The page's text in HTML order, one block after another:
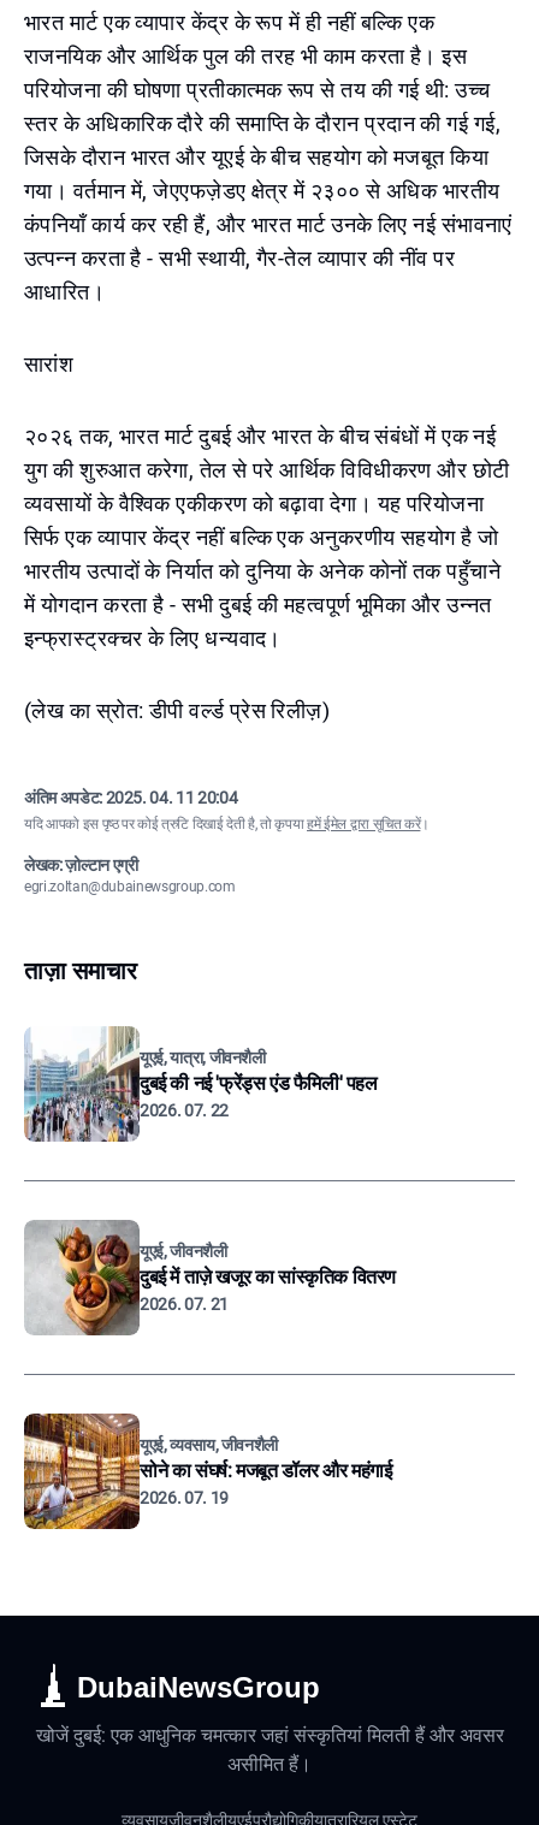
भारत मार्ट एक व्यापार केंद्र के रूप में ही नहीं बल्कि एक
राजनयिक और आर्थिक पुल की तरह भी काम करता है। इस
परियोजना की घोषणा प्रतीकात्मक रूप से तय की गई थी: उच्च
स्तर के अधिकारिक दौरे की समाप्ति के दौरान प्रदान की गई गई,
जिसके दौरान भारत और यूएई के बीच सहयोग को मजबूत किया
गया। वर्तमान में, जेएएफज़ेडए क्षेत्र में २३०० से अधिक भारतीय
कंपनियाँ कार्य कर रही हैं, और भारत मार्ट उनके लिए नई संभावनाएं
उत्पन्न करता है - सभी स्थायी, गैर-तेल व्यापार की नींव पर
आधारित।
सारांश
२०२६ तक, भारत मार्ट दुबई और भारत के बीच संबंधों में एक नई
युग की शुरुआत करेगा, तेल से परे आर्थिक विविधीकरण और छोटी
व्यवसायों के वैश्विक एकीकरण को बढ़ावा देगा। यह परियोजना
सिर्फ एक व्यापार केंद्र नहीं बल्कि एक अनुकरणीय सहयोग है जो
भारतीय उत्पादों के निर्यात को दुनिया के अनेक कोनों तक पहुँचाने
में योगदान करता है - सभी दुबई की महत्वपूर्ण भूमिका और उन्नत
इन्फ्रास्ट्रक्चर के लिए धन्यवाद।
(लेख का स्रोत: डीपी वर्ल्ड प्रेस रिलीज़)
अंतिम अपडेट:2025. 04. 11 20:04
यदि आपको इस पृष्ठ पर कोई त्रुटि दिखाई देती है, तो कृपयाहमें ईमेल द्वारा सूचित करें।
लेखक: ज़ोल्टान एग्री
egri.zoltan@dubainewsgroup.com
ताज़ा समाचार
यूएई, यात्रा, जीवनशैली
दुबई की नई 'फ्रेंड्स एंड फैमिली' पहल
2026. 07. 22
यूएई, जीवनशैली
दुबई में ताज़े खजूर का सांस्कृतिक वितरण
2026. 07. 21
यूएई, व्यवसाय, जीवनशैली
सोने का संघर्ष: मजबूत डॉलर और महंगाई
2026. 07. 19
DubaiNewsGroup
खोजें दुबई: एक आधुनिक चमत्कार जहां संस्कृतियां मिलती हैं और अवसर
असीमित हैं।
व्यवसायजीवनशैलीयूएईप्रौद्योगिकीयात्रारियल एस्टेट